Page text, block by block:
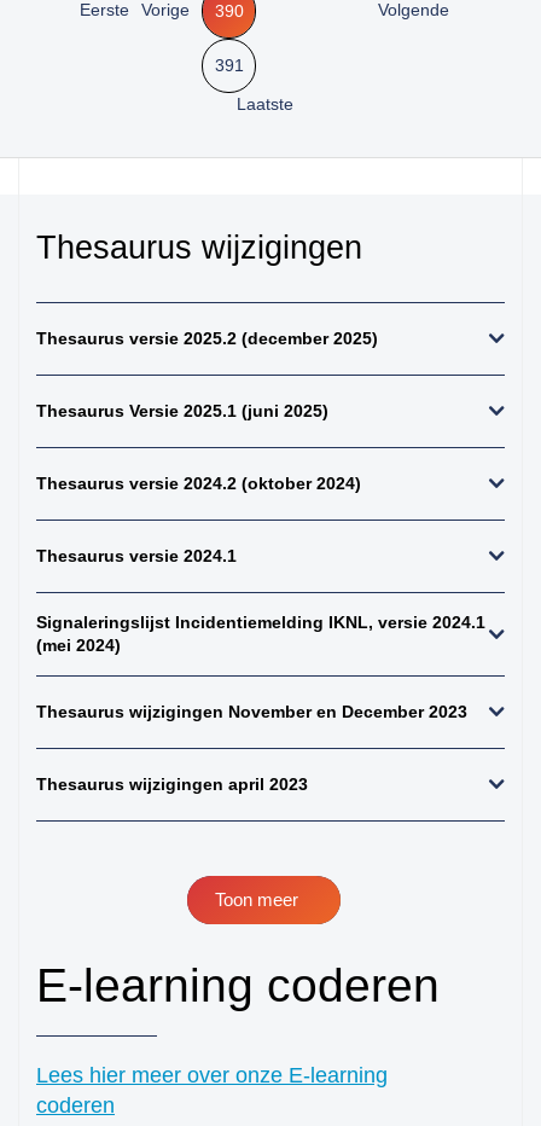
kiemcel-tumoren
bovenste extremiteit
37. alle (primaire)
tumoren (inclusief bot
en kraakbeen
maligne bottumoren
39. alle
osteosarcomen
41. hersenen totaal
42. ruggenmerg totaal
meningen en
44. alle gliomen
47. alle
ependymomen
oligodendroglioom
49. alle maligne
50. alle non-hodgkins
Eerste Vorige 390
391
Volgende
Laatste
Thesaurus wijzigingen
Thesaurus versie 2025.2 (december 2025)
Thesaurus Versie 2025.1 (juni 2025)
Thesaurus versie 2024.2 (oktober 2024)
Thesaurus versie 2024.1
Signaleringslijst Incidentiemelding IKNL, versie 2024.1
(mei 2024)
Thesaurus wijzigingen November en December 2023
Thesaurus wijzigingen april 2023
Toon meer
E-learning coderen
Lees hier meer over onze E-learning
coderen